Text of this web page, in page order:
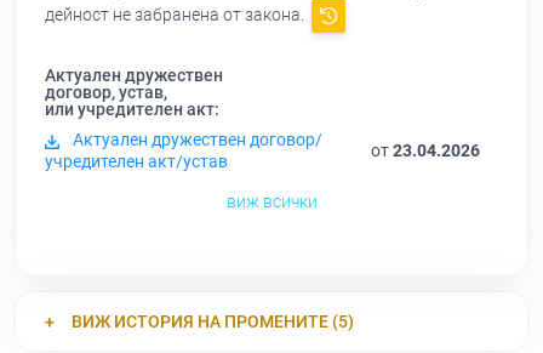
дейност не забранена от закона.
Актуален дружествен
договор, устав,
или учредителен акт:
Актуален дружествен договор/
учредителен акт/устав
от23.04.2026
виж всички
ВИЖ ИСТОРИЯ НА ПРОМЕНИТЕ (5)